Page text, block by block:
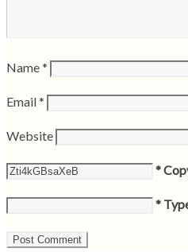
Name*
Email*
Website
*
*